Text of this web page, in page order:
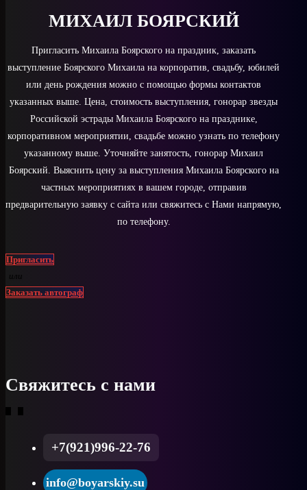
МИХАИЛ БОЯРСКИЙ
Пригласить Михаила Боярского на праздник, заказать
выступление Боярского Михаила на корпоратив, свадьбу, юбилей
или день рождения можно с помощью формы контактов
указанных выше. Цена, стоимость выступления, гонорар звезды
Российской эстрады Михаила Боярского на празднике,
корпоративном мероприятии, свадьбе можно узнать по телефону
указанному выше. Уточняйте занятость, гонорар Михаил
Боярский. Выяснить цену за выступления Михаила Боярского на
частных мероприятиях в вашем городе, отправив
предварительную заявку с сайта или свяжитесь с Нами напрямую,
по телефону.
Пригласить
или
Заказать автограф
Свяжитесь с нами
+7(921)996-22-76
info@boyarskiy.su